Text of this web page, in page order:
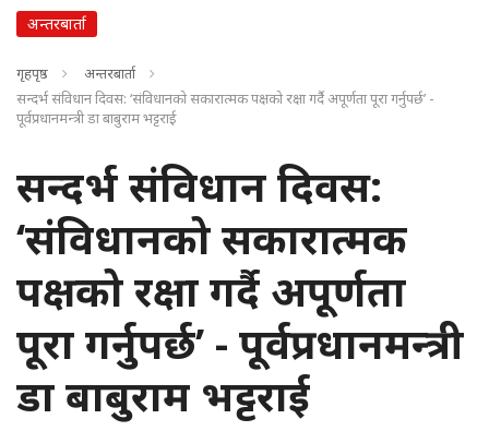
अन्तरबार्ता
गृहपृष्ठ
अन्तरबार्ता
सन्दर्भ संविधान दिवस: ‘संविधानको सकारात्मक पक्षको रक्षा गर्दै अपूर्णता पूरा गर्नुपर्छ’ -
पूर्वप्रधानमन्त्री डा बाबुराम भट्टराई
सन्दर्भ संविधान दिवस:
‘संविधानको सकारात्मक
पक्षको रक्षा गर्दै अपूर्णता
पूरा गर्नुपर्छ’ - पूर्वप्रधानमन्त्री
डा बाबुराम भट्टराई